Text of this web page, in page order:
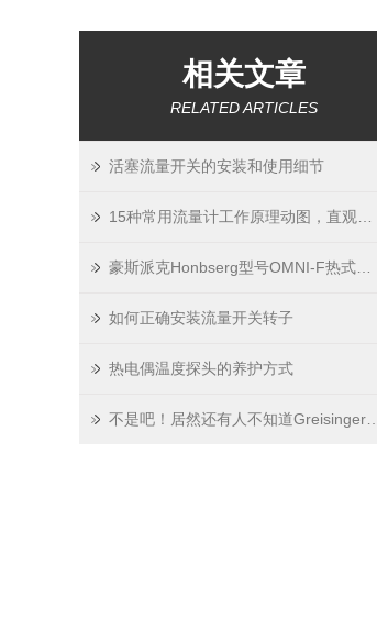
相关文章
RELATED ARTICLES
活塞流量开关的安装和使用细节
如何正确安装流量开关转子
热电偶温度探头的养护方式